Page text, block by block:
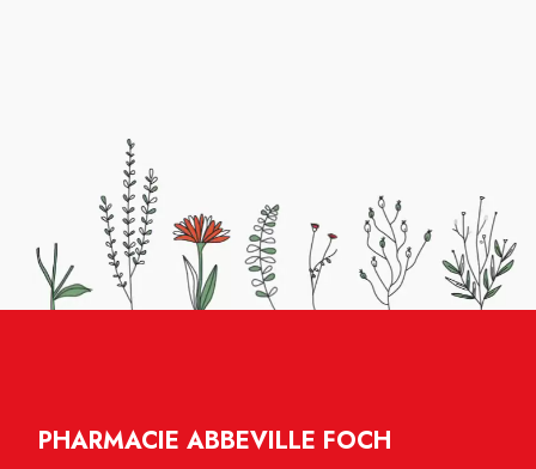
PHARMACIE ABBEVILLE FOCH